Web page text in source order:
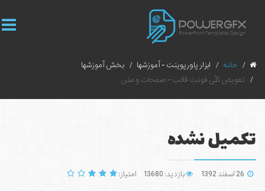
خانه ابزار پاورپوینت - آموزشها
بخش آموزشها
تعویض کلّی فونت قالب - صفحات و متن
تکمیل نشده
26 اسفند 1392 بازدید: 13680 امتیاز: